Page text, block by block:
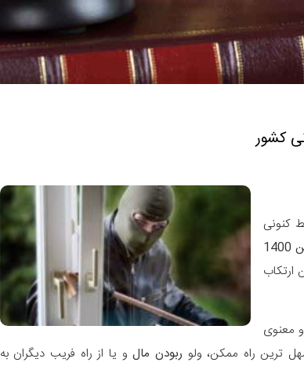
کشور
کنونی
ارتکاب
و معنوی
ترین راه ممکن، ولو ربودن مالو یا از راه فریب دیگران به